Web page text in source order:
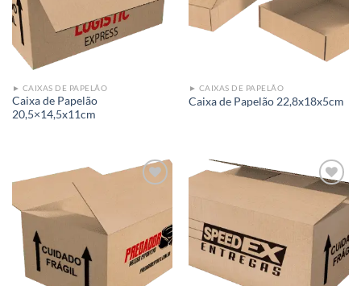
► CAIXAS DE PAPELÃO
Caixa de Papelão
20,5×14,5x11cm
► CAIXAS DE PAPELÃO
Caixa de Papelão 22,8x18x5cm
Add to
wishlist
Add to
wishlist